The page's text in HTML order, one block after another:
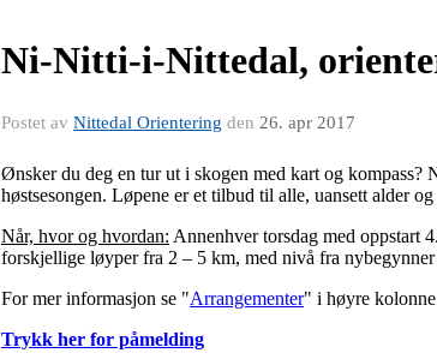
Ni-Nitti-i-Nittedal,
Postet av Nittedal Orientering den 26. apr 2017
Ønsker du deg en tur ut i skogen med kart og
høstsesongen. Løpene er et tilbud til alle, uansett alder
Når, hvor og hvordan: Annenhver torsdag med oppstart
forskjellige løyper fra 2 – 5 km, med nivå fra
For mer informasjon se "Arrangementer" i høyre
Trykk her for påmelding